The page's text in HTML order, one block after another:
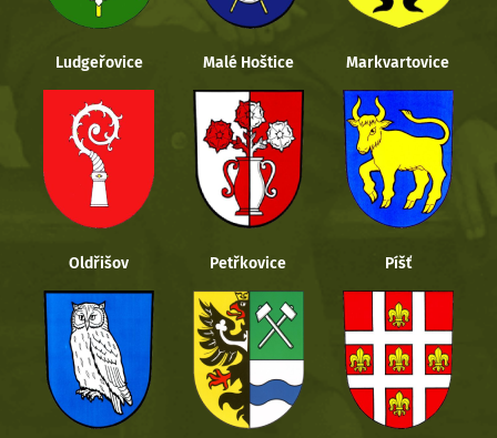
Ludgeřovice Malé Hoštice Markvartovice
Oldřišov Petřkovice Píšť